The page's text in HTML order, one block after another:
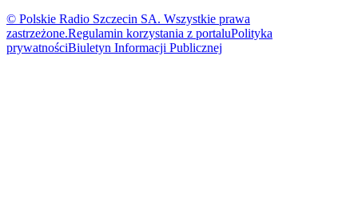
© Polskie Radio Szczecin SA. Wszystkie prawa
zastrzeżone.Regulamin korzystania z portaluPolityka
prywatnościBiuletyn Informacji Publicznej